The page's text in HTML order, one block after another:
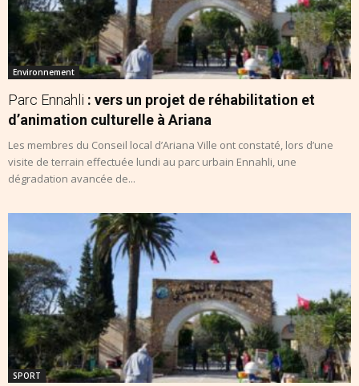
Environnement
Parc Ennahli : vers un projet de réhabilitation et
d’animation culturelle à Ariana
Les membres du Conseil local d’Ariana Ville ont constaté, lors d’une
visite de terrain effectuée lundi au parc urbain Ennahli, une
dégradation avancée de...
SPORT